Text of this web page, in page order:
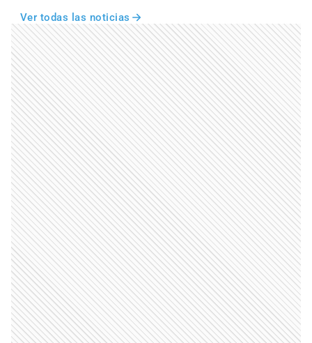
Ver todas las noticias